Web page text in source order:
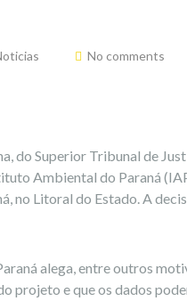
No comments
do Superior Tribunal de
Ambiental do Paraná
no Litoral do Estado. A
alega, entre outros
projeto e que os dados